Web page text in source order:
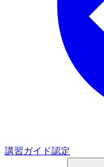
講習ガイド認定